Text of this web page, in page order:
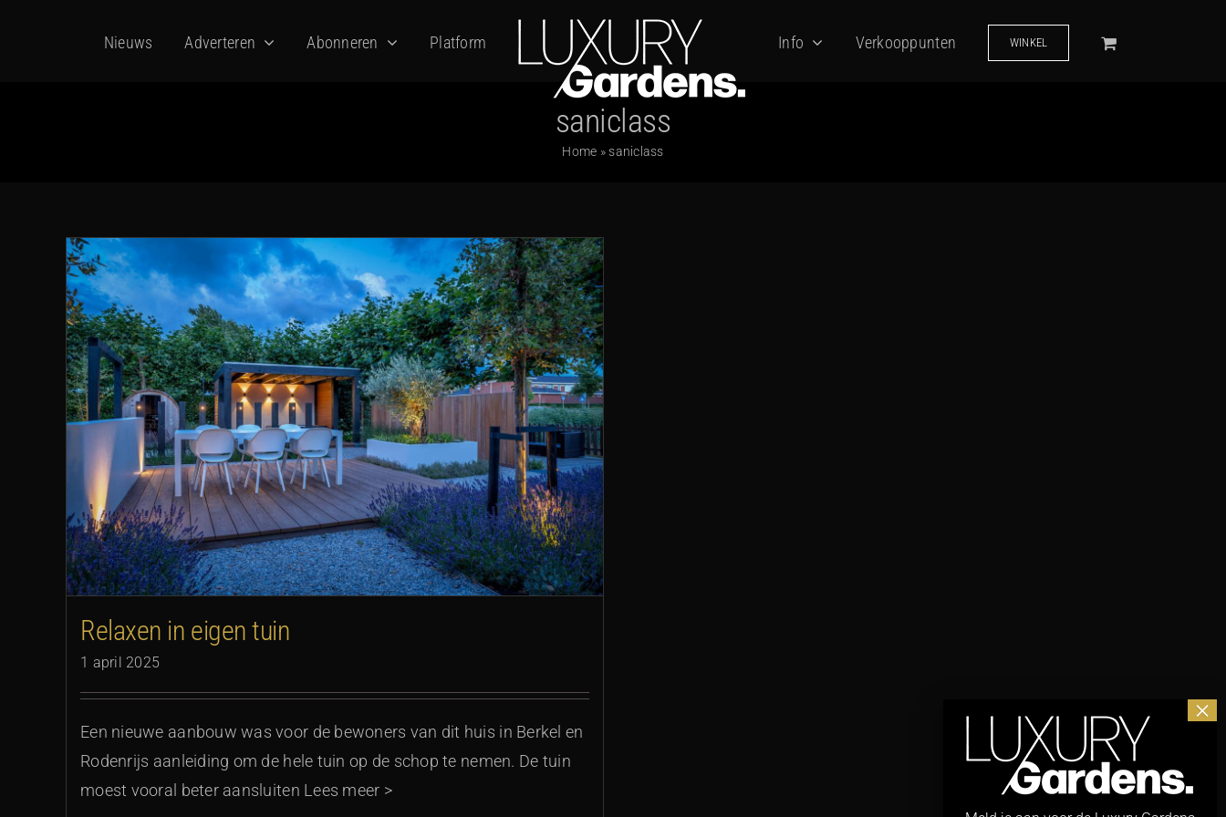
Nieuws Adverteren Abonneren Platform Info Verkooppunten WINKEL
saniclass
Home »saniclass
Relaxen in eigen tuin
1 april 2025
Een nieuwe aanbouw was voor de bewoners van dit huis in Berkel en
Rodenrijs aanleiding om de hele tuin op de schop te nemen. De tuin
moest vooral beter aansluiten Lees meer >